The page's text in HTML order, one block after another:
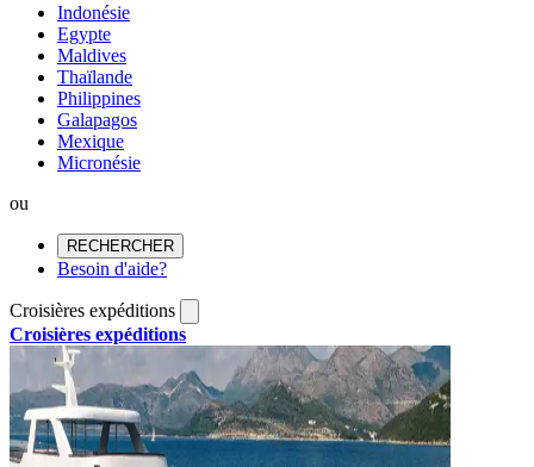
Indonésie
Egypte
Maldives
Thaïlande
Philippines
Galapagos
Mexique
Micronésie
ou
RECHERCHER
Besoin d'aide?
Croisières expéditions
Croisières expéditions